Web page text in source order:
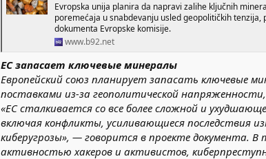
Evropska unija planira da napravi zalihe ključnih
poremećaja u snabdevanju usled geopolitičkih
dokumenta Evropske komisije.
www.b92.net
ЕС запасает ключевые минералы
Европейский союз планирует запасать ключевые
поставками из-за геополитической
«ЕС сталкивается со все более сложной и
включая конфликты, усиливающиеся последствия
киберугрозы», — говорится в проекте документа.
активностью хакеров и активистов,